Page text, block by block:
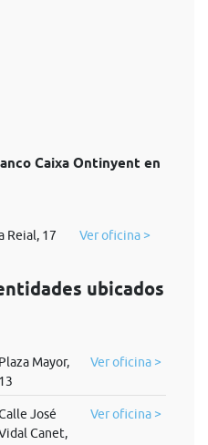
Caixa Ontinyent en
Reial, 17 Ver oficina >
ubicados
Plaza Mayor,
13
Ver oficina >
José
Canet,
Ver oficina >